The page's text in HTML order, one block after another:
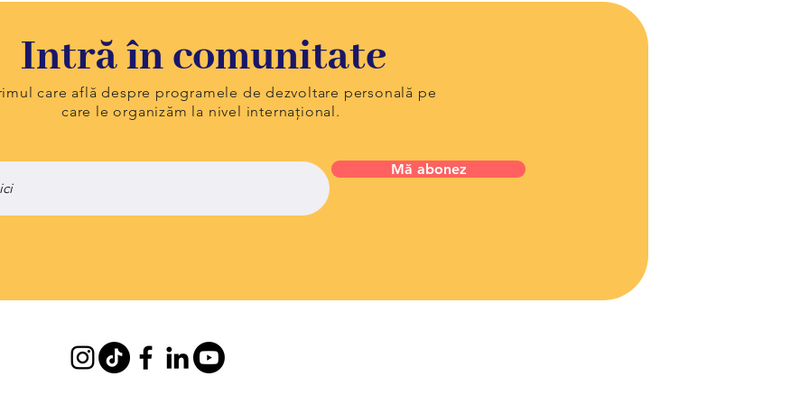
Intră în comunitate
care află despre programele de dezvoltare personală pe
care le organizăm la nivel internațional.
Mă abonez